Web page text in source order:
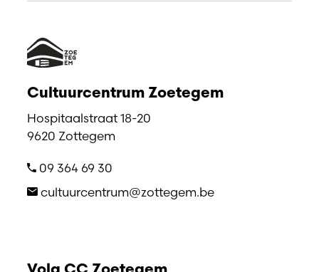
Cultuurcentrum Zoetegem
Hospitaalstraat 18-20
9620 Zottegem
09 364 69 30
cultuurcentrum@zottegem.be